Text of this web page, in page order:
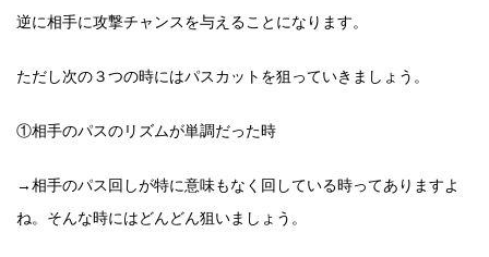
逆に相手に攻撃チャンスを与えることになります。
ただし次の３つの時にはパスカットを狙っていきましょう。
①相手のパスのリズムが単調だった時
→相手のパス回しが特に意味もなく回している時ってありますよ
ね。そんな時にはどんどん狙いましょう。